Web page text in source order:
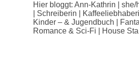
Hier bloggt: Ann-Kathrin | she/
| Schreiberin |
Kinder – & Jugendbuch |
Romance & Sci-Fi | House